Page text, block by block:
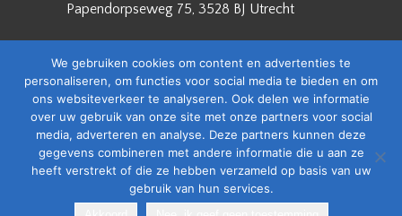
Papendorpseweg 75, 3528 BJ Utrecht
Papendorpseweg 75, 3528 BJ Utrecht
Stuur een e-mail
info@feda.nl
Bel ons
+31 88 4008506
We gebruiken cookies om content en advertenties te
personaliseren, om functies voor social media te bieden en om
ons websiteverkeer te analyseren. Ook delen we informatie
over uw gebruik van onze site met onze partners voor social
media, adverteren en analyse. Deze partners kunnen deze
gegevens combineren met andere informatie die u aan ze
heeft verstrekt of die ze hebben verzameld op basis van uw
gebruik van hun services.